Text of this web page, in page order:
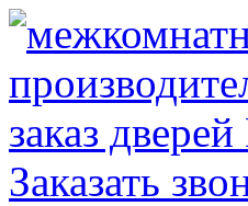
Заказать